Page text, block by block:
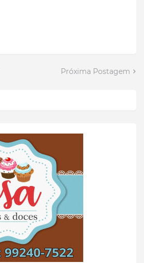
Próxima Postagem